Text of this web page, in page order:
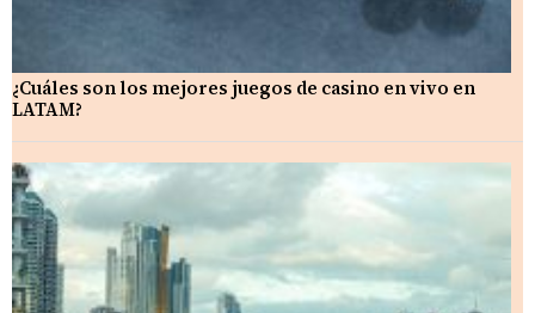
¿Cuáles son los mejores juegos de casino en vivo en
LATAM?